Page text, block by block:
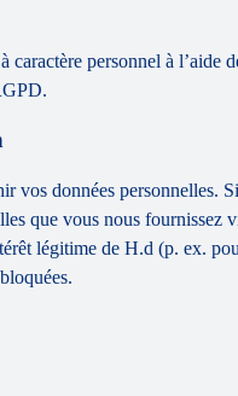
personnel à
données personnelles.
que vous nous
légitime de H.d (p. ex.